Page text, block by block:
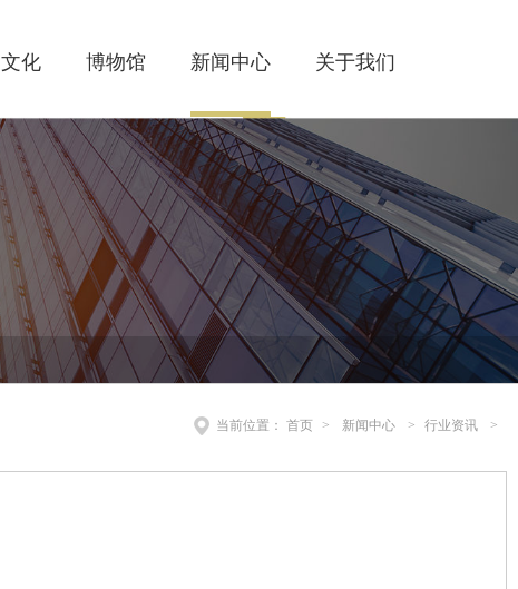
文化 博物馆 新闻中心 关于我们
当前位置： 首页 > 新闻中心 > 行业资讯 >